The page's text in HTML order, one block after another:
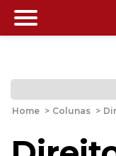
Home > Colunas >